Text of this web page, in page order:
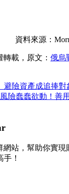
資料來源：
轉載，原文： 俄烏
險資產成追捧
險蠢蠢欲動！善
網站，幫助你實
手！